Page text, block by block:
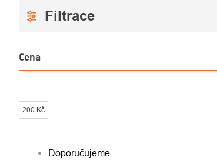
Cena
200 Kč
ŘAZENÍ
Doporučujeme